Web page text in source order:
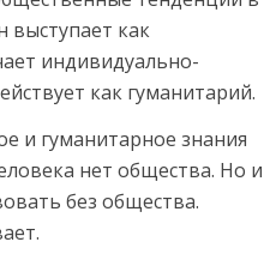
выступает как
индивидуально-
как гуманитарий.
и гуманитарное знания
нет общества. Но и
без общества.